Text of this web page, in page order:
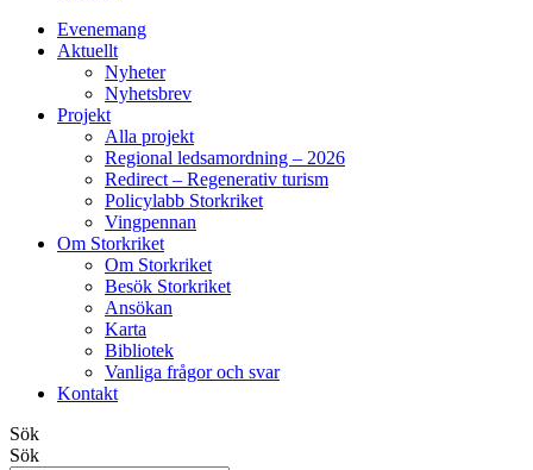
Evenemang
Aktuellt
Nyheter
Nyhetsbrev
Projekt
Alla projekt
Regional ledsamordning – 2026
Redirect – Regenerativ turism
Policylabb Storkriket
Vingpennan
Om Storkriket
Om Storkriket
Besök Storkriket
Ansökan
Karta
Bibliotek
Vanliga frågor och svar
Kontakt
Sök
Sök